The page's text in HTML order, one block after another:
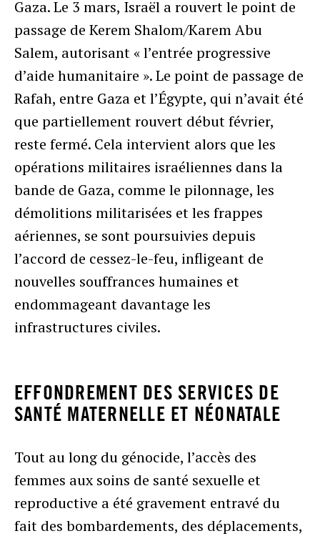
Gaza. Le 3 mars, Israël a rouvert le point de
passage de Kerem Shalom/Karem Abu
Salem, autorisant « l’entrée progressive
d’aide humanitaire ». Le point de passage de
Rafah, entre Gaza et l’Égypte, qui n’avait été
que partiellement rouvert début février,
reste fermé. Cela intervient alors que les
opérations militaires israéliennes dans la
bande de Gaza, comme le pilonnage, les
démolitions militarisées et les frappes
aériennes, se sont poursuivies depuis
l’accord de cessez-le-feu, infligeant de
nouvelles souffrances humaines et
endommageant davantage les
infrastructures civiles.
EFFONDREMENT DES SERVICES DE
SANTÉ MATERNELLE ET NÉONATALE
Tout au long du génocide, l’accès des
femmes aux soins de santé sexuelle et
reproductive a été gravement entravé du
fait des bombardements, des déplacements,